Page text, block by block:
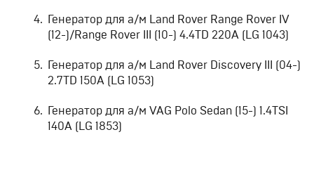
Генератор для а/м Land Rover Range Rover IV
(12-)/Range Rover III (10-) 4.4TD 220A (LG 1043)
Генератор для а/м Land Rover Discovery III (04-)
2.7TD 150A (LG 1053)
Генератор для а/м VAG Polo Sedan (15-) 1.4TSI
140A (LG 1853)